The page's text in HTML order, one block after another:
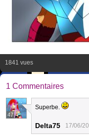
1841 vues
1 Commentaires
47
Superbe.
Delta75 17/06/